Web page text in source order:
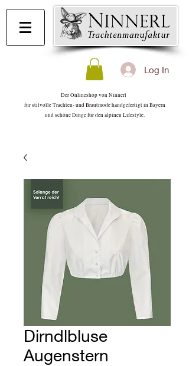
Log In
Der Onlineshop von Ninnerl
für stilvolle Trachten- und Brautmode handgefertigt in Bayern
und schöne Dinge für den alpinen Lifestyle.
Dirndlbluse
Augenstern